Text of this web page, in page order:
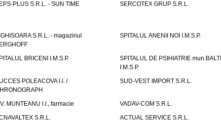
PLUS S.R.L. - SUN TIME
SERCOTEX GRUP S.R.L.
S.R.L. - magazinul
SPITALUL ANENII NOI I.M.S.P.
BRICENI I.M.S.P.
SPITALUL DE PSIHIATRIE mun.BALTI
I.M.S.P.
POLEACOVA I.I. /
SUD-VEST IMPORT S.R.L.
MUNTEANU I.I., farmacie
VADAV-COM S.R.L.
S.R.L.
ACTUAL SERVICE S.R.L.